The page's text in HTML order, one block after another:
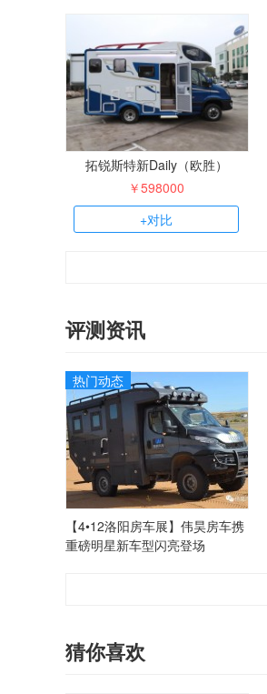
拓锐斯特新Daily（欧胜）
￥598000
+对比
评测资讯
热门动态
【4•12洛阳房车展】伟昊房车携
重磅明星新车型闪亮登场
猜你喜欢